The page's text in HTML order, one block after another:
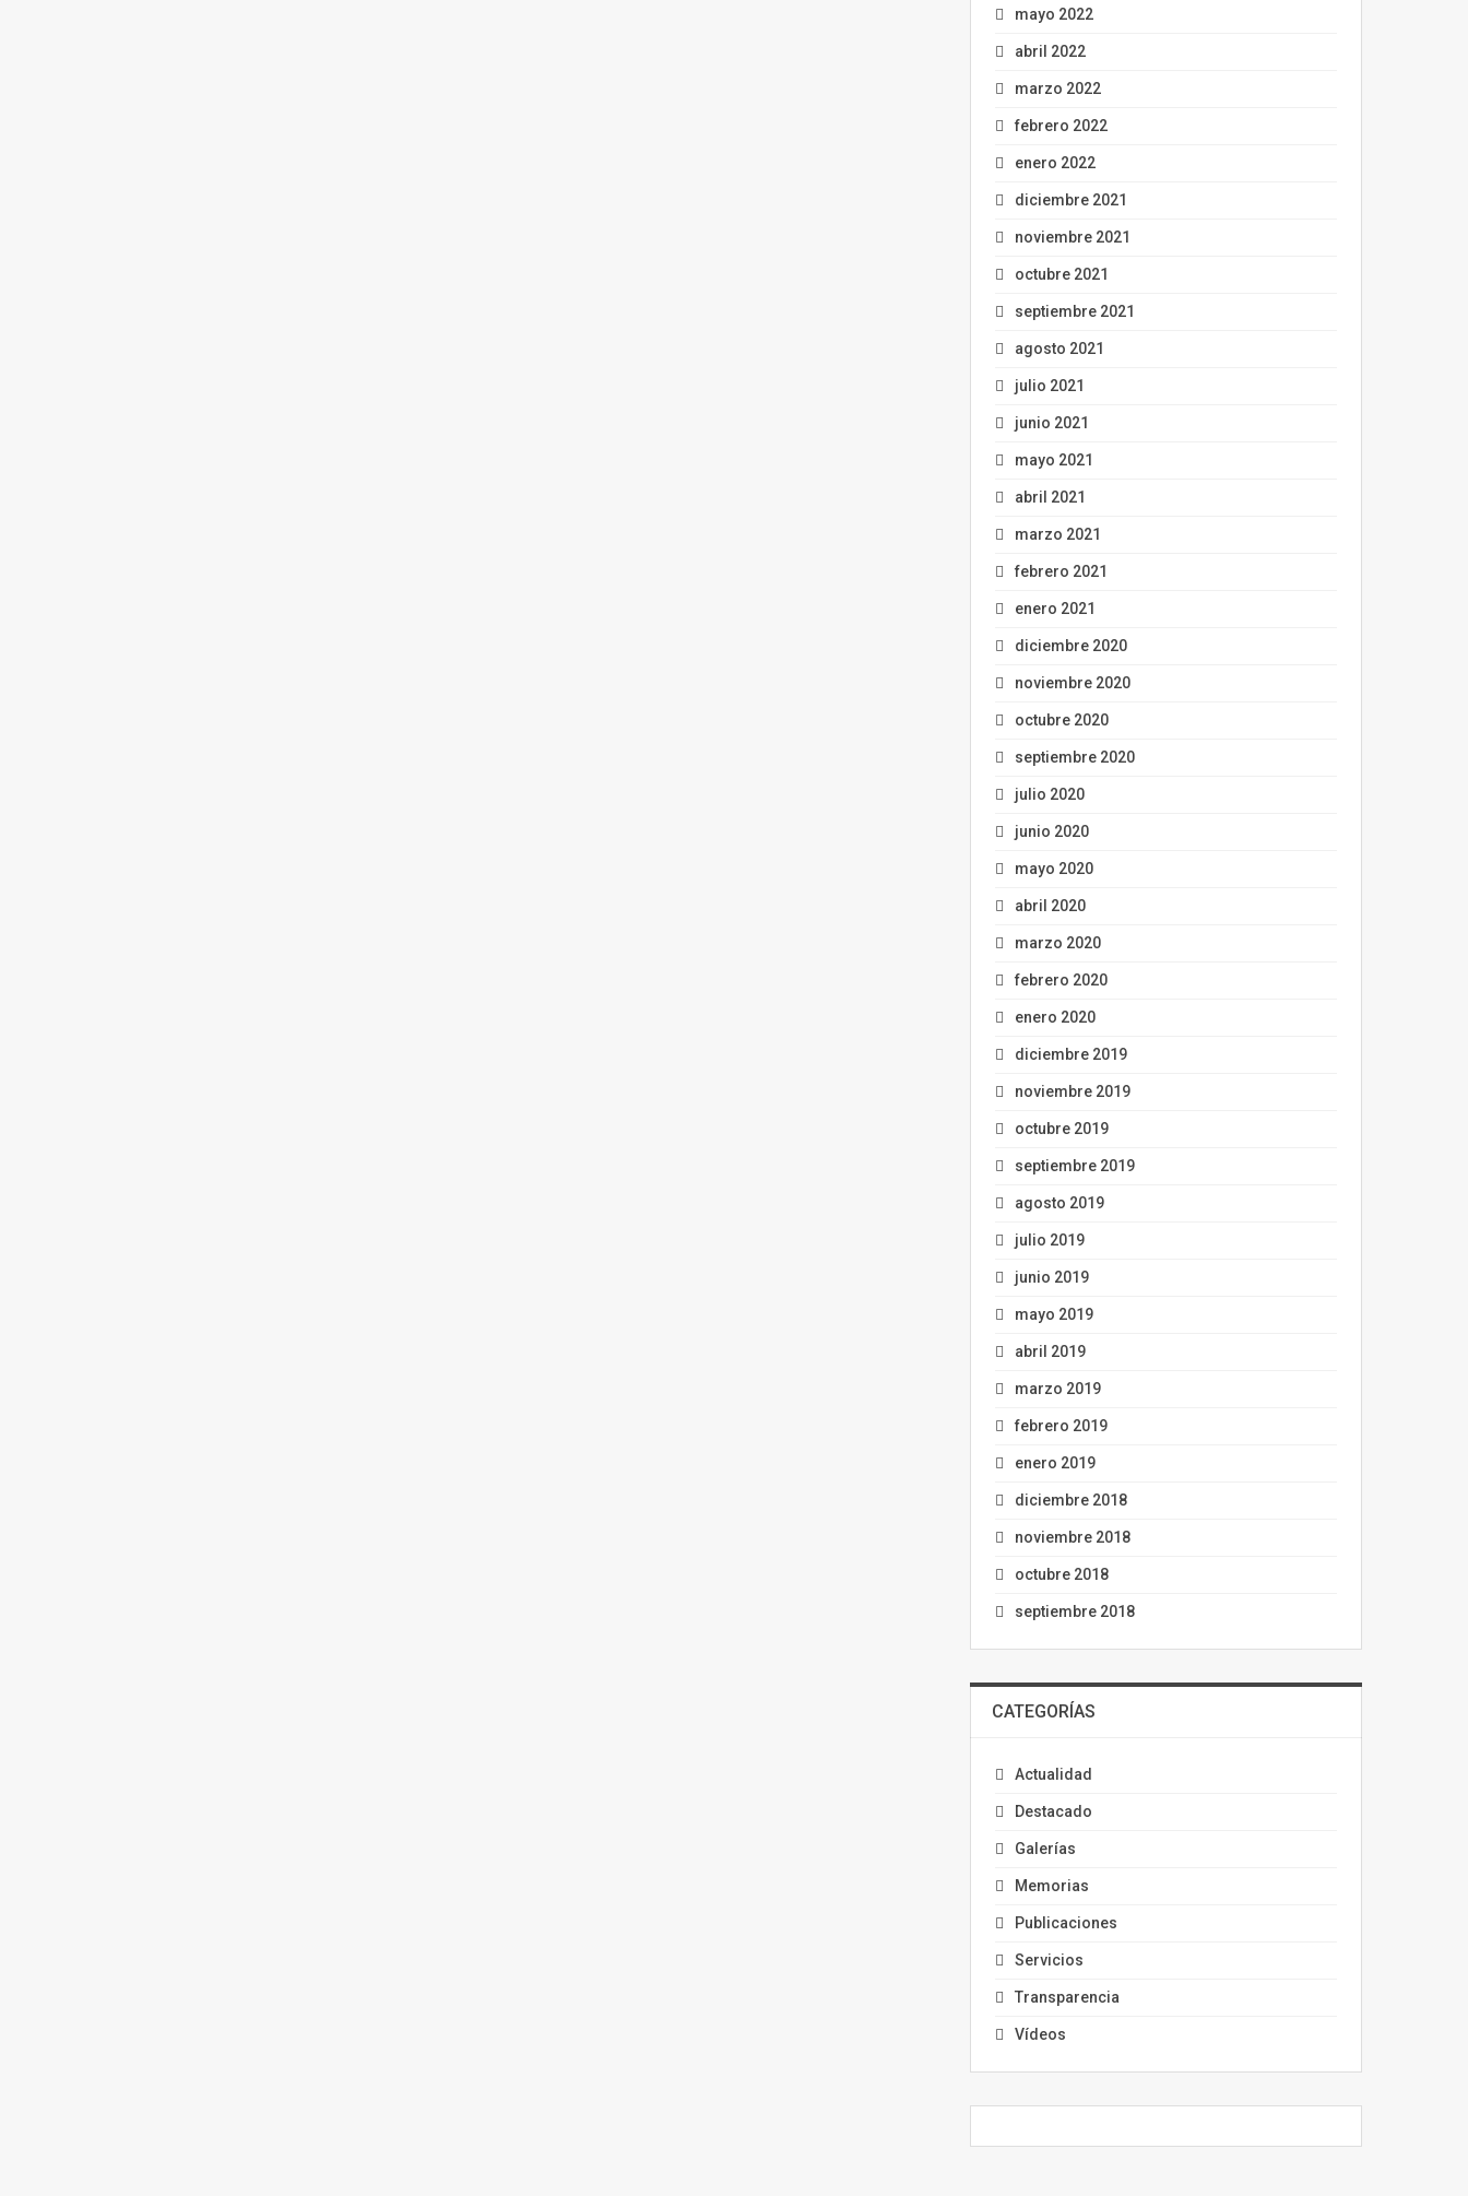
mayo 2022
abril 2022
marzo 2022
febrero 2022
enero 2022
diciembre 2021
noviembre 2021
octubre 2021
septiembre 2021
agosto 2021
julio 2021
junio 2021
mayo 2021
abril 2021
marzo 2021
febrero 2021
enero 2021
diciembre 2020
noviembre 2020
octubre 2020
septiembre 2020
julio 2020
junio 2020
mayo 2020
abril 2020
marzo 2020
febrero 2020
enero 2020
diciembre 2019
noviembre 2019
octubre 2019
septiembre 2019
agosto 2019
julio 2019
junio 2019
mayo 2019
abril 2019
marzo 2019
febrero 2019
enero 2019
diciembre 2018
noviembre 2018
octubre 2018
septiembre 2018
CATEGORÍAS
Actualidad
Destacado
Galerías
Memorias
Publicaciones
Servicios
Transparencia
Vídeos